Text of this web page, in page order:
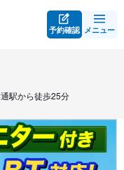
予約確認 メニュー
駅から徒歩25分